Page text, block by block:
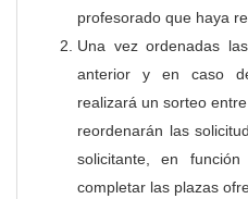
profesorado que haya
Una vez ordenadas
anterior y en caso
realizará un sorteo
reordenarán las
solicitante, en
completar las plazas